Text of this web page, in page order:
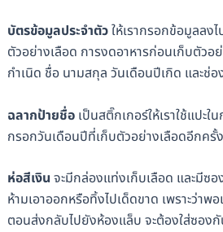
บัตรข้อมูลประจำตัวให้เรากรอกข้อมูลลงไ
ตัวอย่างเลือด การงดอาหารก่อนเก็บตัวอ
กำเนิด ชื่อ นามสกุล วันเดือนปีเกิด และช่
ฉลากป้ายชื่อเป็นสติ๊กเกอร์ให้เราใช้แปะใ
กรอกวันเดือนปีที่เก็บตัวอย่างเลือดอีกครั้ง
ห่อสีเงิน จะมีกล่องแท่งเก็บเลือด และมี
ห้ามเอาออกหรือทิ้งไปเด็ดขาด เพราะว่าพ
ตอนส่งกลับไปยังห้องแล็บ จะต้องใส่ซอง